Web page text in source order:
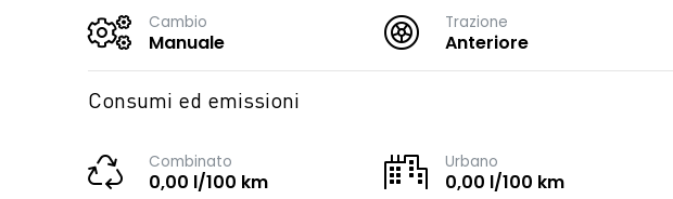
Cambio
Manuale
Trazione
Anteriore
Consumi ed emissioni
Combinato
0,00 l/100 km
Urbano
0,00 l/100 km